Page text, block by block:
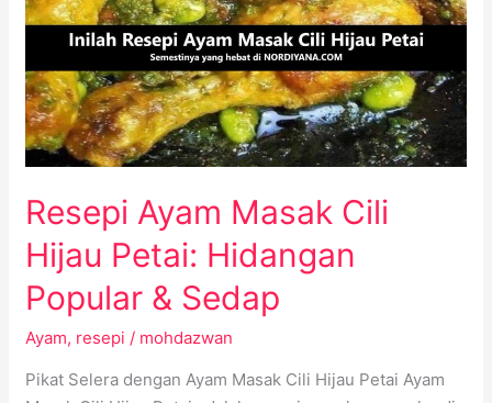
Resepi Ayam Masak Cili
Hijau Petai: Hidangan
Popular & Sedap
Ayam, resepi / mohdazwan
Pikat Selera dengan Ayam Masak Cili Hijau Petai Ayam
Cili
Petai:
Hidangan
Popular
&